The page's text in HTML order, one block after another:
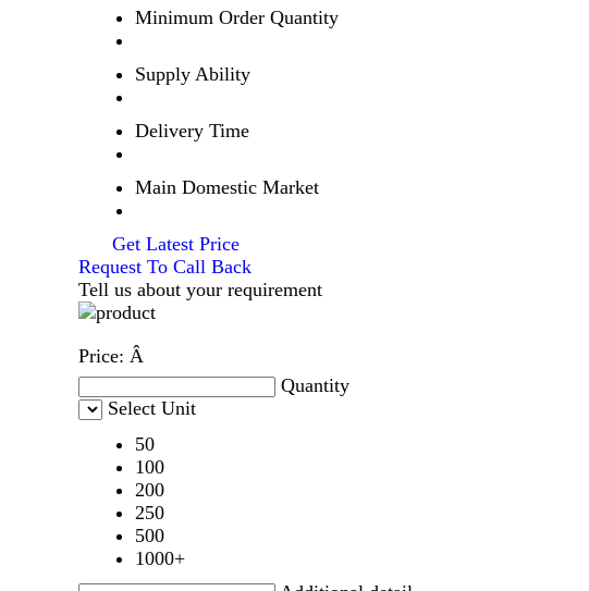
Minimum Order Quantity
Supply Ability
Delivery Time
Main Domestic Market
Get Latest Price
Request To Call Back
Tell us about your requirement
Price: Â
Quantity
Select Unit
50
100
200
250
500
1000+